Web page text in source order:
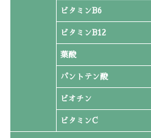
ビタミンB6
ビタミンB12
葉酸
パントテン酸
ビオチン
ビタミンC